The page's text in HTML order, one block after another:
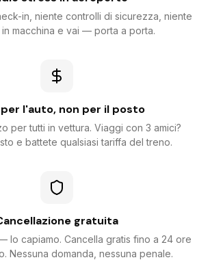
in, niente controlli di sicurezza, niente
in macchina e vai — porta a porta.
per l'auto, non per il posto
per tutti in vettura. Viaggi con 3 amici?
e battete qualsiasi tariffa del treno.
gratuita
lo capiamo. Cancella gratis fino a 24 ore
Nessuna domanda, nessuna penale.